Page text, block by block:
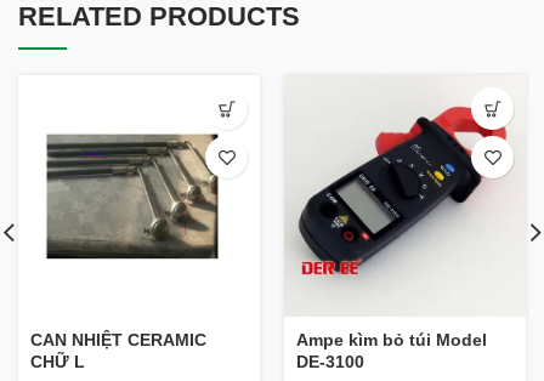
RELATED PRODUCTS
CAN NHIỆT CERAMIC
CHỮ L
Ampe kìm bỏ túi Model
DE-3100